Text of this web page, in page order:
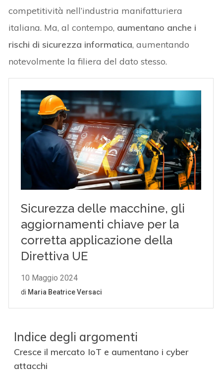
competitività nell’industria manifatturiera
italiana. Ma, al contempo, aumentano anche i
rischi di sicurezza informatica, aumentando
notevolmente la filiera del dato stesso.
Indice degli argomenti
Cresce il mercato IoT e aumentano i cyber
attacchi